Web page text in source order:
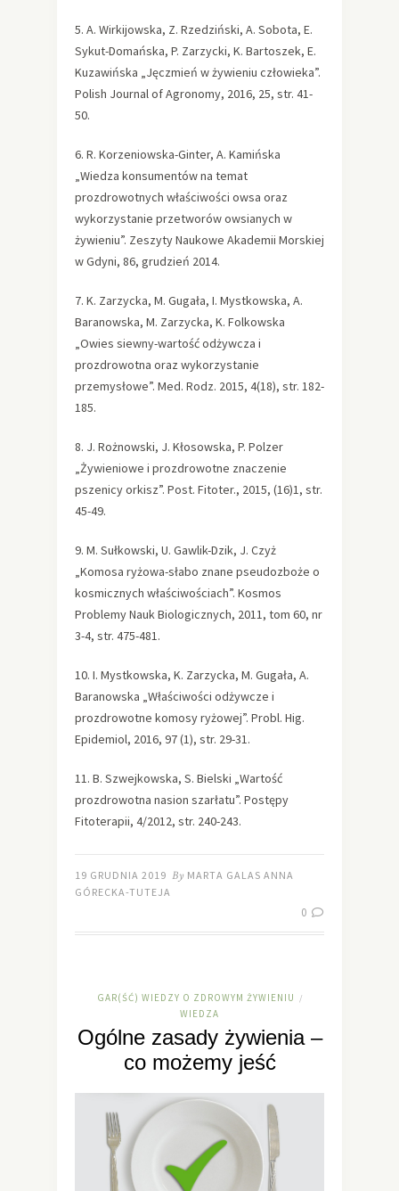
5. A. Wirkijowska, Z. Rzedziński, A. Sobota, E.
Sykut-Domańska, P. Zarzycki, K. Bartoszek, E.
Kuzawińska „Jęczmień w żywieniu człowieka”.
Polish Journal of Agronomy, 2016, 25, str. 41-
50.
6. R. Korzeniowska-Ginter, A. Kamińska
„Wiedza konsumentów na temat
prozdrowotnych właściwości owsa oraz
wykorzystanie przetworów owsianych w
żywieniu”. Zeszyty Naukowe Akademii Morskiej
w Gdyni, 86, grudzień 2014.
7. K. Zarzycka, M. Gugała, I. Mystkowska, A.
Baranowska, M. Zarzycka, K. Folkowska
„Owies siewny-wartość odżywcza i
prozdrowotna oraz wykorzystanie
przemysłowe”. Med. Rodz. 2015, 4(18), str. 182-
185.
8. J. Rożnowski, J. Kłosowska, P. Polzer
„Żywieniowe i prozdrowotne znaczenie
pszenicy orkisz”. Post. Fitoter., 2015, (16)1, str.
45-49.
9. M. Sułkowski, U. Gawlik-Dzik, J. Czyż
„Komosa ryżowa-słabo znane pseudozboże o
kosmicznych właściwościach”. Kosmos
Problemy Nauk Biologicznych, 2011, tom 60, nr
3-4, str. 475-481.
10. I. Mystkowska, K. Zarzycka, M. Gugała, A.
Baranowska „Właściwości odżywcze i
prozdrowotne komosy ryżowej”. Probl. Hig.
Epidemiol, 2016, 97 (1), str. 29-31.
11. B. Szwejkowska, S. Bielski „Wartość
prozdrowotna nasion szarłatu”. Postępy
Fitoterapii, 4/2012, str. 240-243.
19 GRUDNIA 2019 By MARTA GALAS ANNA
GÓRECKA-TUTEJA
0
GAR(ŚĆ) WIEDZY O ZDROWYM ŻYWIENIU /
WIEDZA
Ogólne zasady żywienia –
co możemy jeść